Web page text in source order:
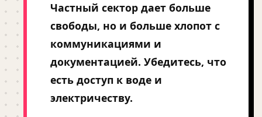
Частный сектор дает больше
свободы, но и больше хлопот с
коммуникациями и
документацией. Убедитесь, что
есть доступ к воде и
электричеству.